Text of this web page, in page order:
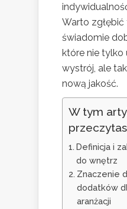
Warto
świadomie
które nie tylko
wystrój, ale
nową jakość.
W tym
Definicja i
do wnętrz
Znaczenie
dodatków
aranżacji